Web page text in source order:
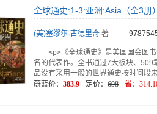
全球通史:1-3:亚洲:Asia（全3册）
(美)塞缪尔·古德里奇 著
<p>《全球通史》是美国国会图
名的代表作。全书通过7大板块、509
品没有采用一般的世界通史按时间段
蔚蓝价： 383.9 定价： 698 省：